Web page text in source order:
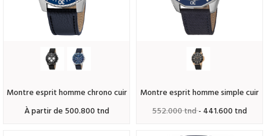
montre esprit homme chrono cuir
à partir de 500.800 tnd
montre esprit homme simple cuir
552.000 tnd- 441.600 tnd